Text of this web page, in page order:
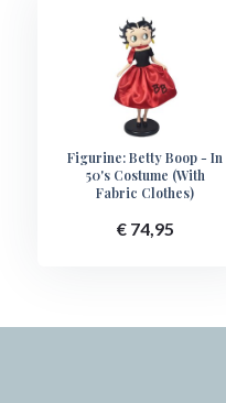
Figurine: Betty Boop - In
50's Costume (With
Fabric Clothes)
€ 74,95